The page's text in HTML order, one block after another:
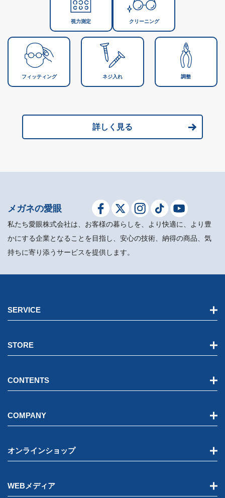
視力測定 クリーニング
フィッティング ネジ入れ 調整
詳しく見る
メガネの愛眼
私たち愛眼株式会社は、お客様の暮らしを、より快適に、より豊
かにする企業となることを目指し、安心の技術、納得の商品、気
持ちに寄り添うサービスを提供します。
SERVICE
STORE
CONTENTS
COMPANY
オンラインショップ
WEBメディア